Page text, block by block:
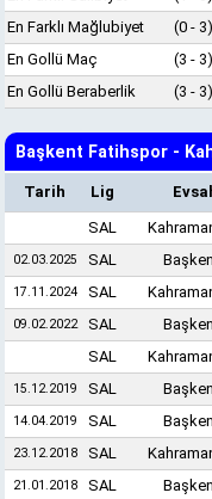
En Farklı Mağlubiyet
(0 -
En Gollü Maç
(3 -
En Gollü Beraberlik
(3 -
Başkent Fatihspor -
Tarih Lig
SAL
02.03.2025 SAL
17.11.2024 SAL
09.02.2022 SAL
SAL
15.12.2019 SAL
14.04.2019 SAL
23.12.2018 SAL
21.01.2018 SAL